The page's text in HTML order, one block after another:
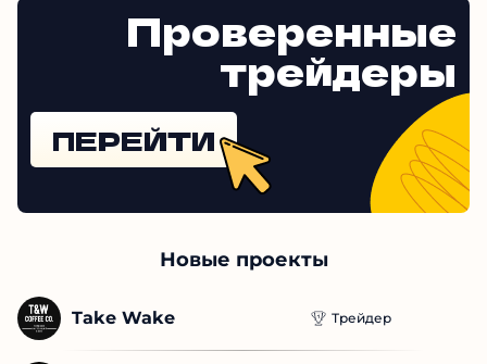
Проверенные
трейдеры
ПЕРЕЙТИ
Новые проекты
Take Wake Трейдер